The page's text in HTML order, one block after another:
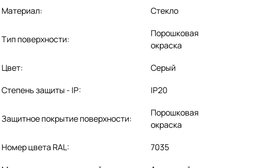
Материал:
Стекло
Тип поверхности:
Порошковая
окраска
Цвет:
Серый
Степень защиты - IP:
IP20
Защитное покрытие поверхности:
Порошковая
окраска
Номер цвета RAL:
7035